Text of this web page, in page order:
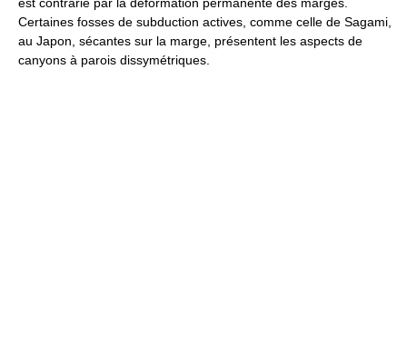
est contrarié par la déformation permanente des marges.
Certaines fosses de subduction actives, comme celle de Sagami,
au Japon, sécantes sur la marge, présentent les aspects de
canyons à parois dissymétriques.